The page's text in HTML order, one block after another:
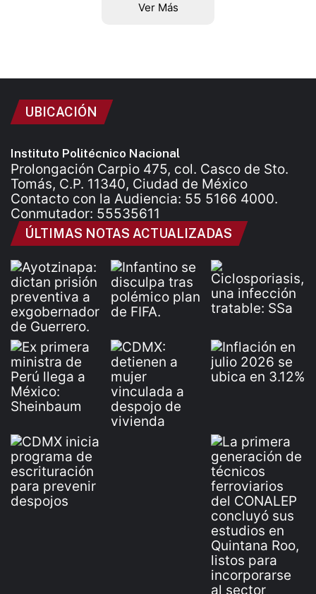
Ver Más
UBICACIÓN
Instituto Politécnico Nacional
Prolongación Carpio 475, col. Casco de Sto.
Tomás, C.P. 11340, Ciudad de México
Contacto con la Audiencia: 55 5166 4000.
Conmutador: 55535611
ÚLTIMAS NOTAS ACTUALIZADAS